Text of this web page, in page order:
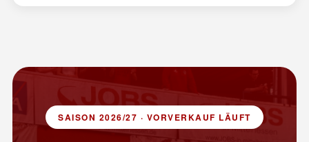
SAISON 2026/27 · VORVERKAUF LÄUFT